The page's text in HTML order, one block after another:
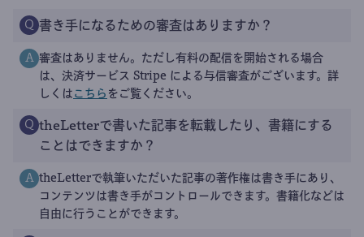
Q 書き手になるための審査はありますか？
A 審査はありません。ただし有料の配信を開始される場合
は、決済サービス Stripe による与信審査がございます。詳
しくは こちら をご覧ください。
Q theLetterで書いた記事を転載したり、書籍にする
ことはできますか？
A theLetterで執筆いただいた記事の著作権は書き手にあり、
コンテンツは書き手がコントロールできます。書籍化などは
自由に行うことができます。